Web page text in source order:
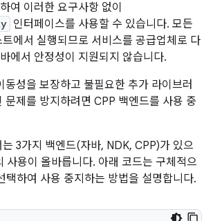
여 이러한 요구사항 없이
인터페이스를 사용할 수 있습니다. 모든
에서 실행되므로 서비스를 공급업체로 다
에서 안정성이 지원되지 않습니다.
동성을 보장하고 불필요한 추가 라이브러
문제를 방지하려면 CPP 백엔드를 사용 중
3가지 백엔드(자바, NDK, CPP)가 있으
사용이 올바릅니다. 아래 코드는 구체적으
택하여 사용 중지하는 방법을 설명합니다.